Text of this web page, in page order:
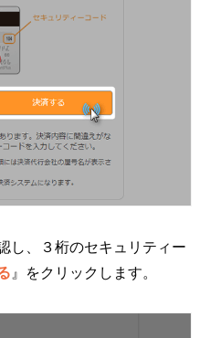
し、３桁のセキュリティー
』をクリックします。